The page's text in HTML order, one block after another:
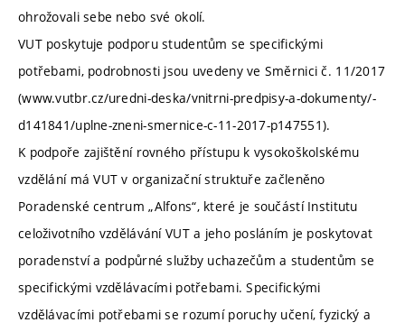
ohrožovali sebe nebo své okolí.
VUT poskytuje podporu studentům se specifickými
potřebami, podrobnosti jsou uvedeny ve Směrnici č. 11/2017
(www.vutbr.cz/uredni-deska/vnitrni-predpisy-a-dokumenty/-
d141841/uplne-zneni-smernice-c-11-2017-p147551).
K podpoře zajištění rovného přístupu k vysokoškolskému
vzdělání má VUT v organizační struktuře začleněno
Poradenské centrum „Alfons“, které je součástí Institutu
celoživotního vzdělávání VUT a jeho posláním je poskytovat
poradenství a podpůrné služby uchazečům a studentům se
specifickými vzdělávacími potřebami. Specifickými
vzdělávacími potřebami se rozumí poruchy učení, fyzický a